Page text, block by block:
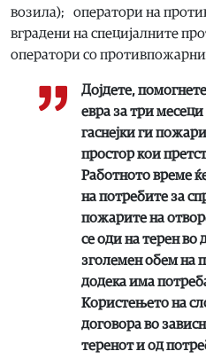
возила); оператори на
вградени на специјалните
оператори со
Дојдете,
евра за три
гаснејки ги
простор кои
Работното време
на потребите за
пожарите на
се оди на терен во
зголемен обем на
додека има
Користењето на
договора во
теренот и од